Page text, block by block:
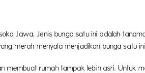
Jawa. Jenis bunga satu ini adalah
merah menyala menjadikan bunga satu
membuat rumah tampak lebih asri. Untuk